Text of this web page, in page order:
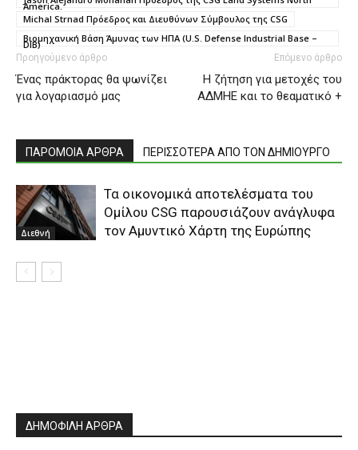
America.
Michal Strnad Πρόεδρος και Διευθύνων Σύμβουλος της CSG
Βιομηχανική Βάση Άμυνας των ΗΠΑ (U.S. Defense Industrial Base –
DIB)
Προηγούμενο άρθρο
Ένας πράκτορας θα ψωνίζει
για λογαριασμό μας
Επόμενο άρθρο
H ζήτηση για μετοχές του
ΑΔΜΗΕ και το θεαματικό +
ΠΑΡΟΜΟΙΑ ΑΡΘΡΑ ΠΕΡΙΣΣΟΤΕΡΑ ΑΠΟ ΤΟΝ ΔΗΜΙΟΥΡΓΟ
Διεθνή
Τα οικονομικά αποτελέσματα του
Ομίλου CSG παρουσιάζουν ανάγλυφα
τον Αμυντικό Χάρτη της Ευρώπης
ΔΗΜΟΦΙΛΗ ΑΡΘΡΑ